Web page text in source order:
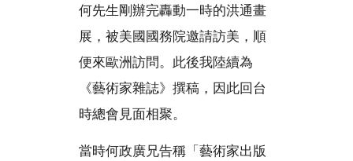
何先生剛辦完轟動一時的洪通畫
展，被美國國務院邀請訪美，順
便來歐洲訪問。此後我陸續為
《藝術家雜誌》撰稿，因此回台
時總會見面相聚。
當時何政廣兄告稱「藝術家出版